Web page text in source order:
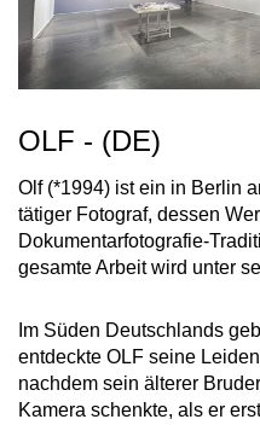
OLF - (DE)
Olf (*1994) ist ein in Berlin
tätiger Fotograf, dessen
Dokumentarfotografie-
gesamte Arbeit wird unter
Im Süden Deutschlands
entdeckte OLF seine
nachdem sein älterer
Kamera schenkte, als er